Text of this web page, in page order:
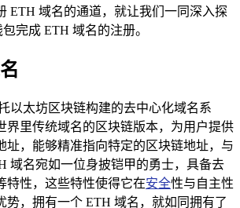
ETH 域名的通道，就让我们一同深入探
完成 ETH 域名的注册。
以太坊区块链构建的去中心化域名系
界里传统域名的区块链版本，为用户提供
址，能够精准指向特定的区块链地址，与
域名宛如一位身披铠甲的勇士，具备去
特性，这些特性使得它在安全性与自主性
势，拥有一个 ETH 域名，就如同拥有了